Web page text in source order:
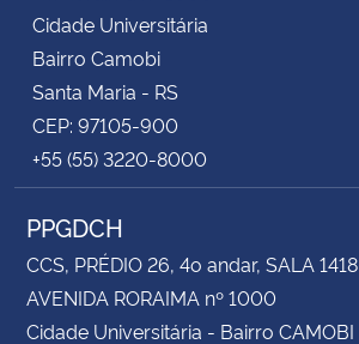
Cidade Universitária
Bairro Camobi
Santa Maria - RS
CEP: 97105-900
+55 (55) 3220-8000
PPGDCH
CCS, PRÉDIO 26, 4o andar, SALA 1418
AVENIDA RORAIMA nº 1000
Cidade Universitária - Bairro CAMOBI